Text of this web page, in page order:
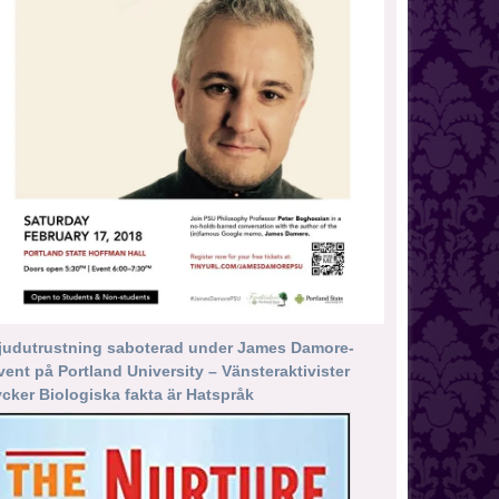
saboterad under James Damore-
på Portland University – Vänsteraktivister
Biologiska fakta är Hatspråk